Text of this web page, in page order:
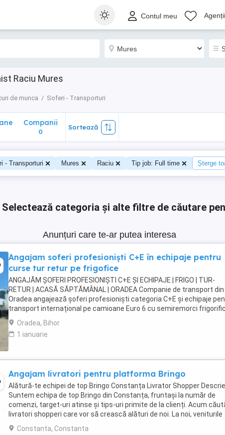
Contul meu
Raciu Mures
de munca Soferi - Transporturi
Companii
0
Sortează
- Transporturi Mures Raciu Tip job: Full time Șterge
Selectează categoria și alte filtre de căutare
Anunțuri care te-ar putea interesa
Angajam soferi profesioniști C+E în echipaje pentru
curse tur retur pe frigofice
ANGAJĂM ȘOFERI PROFESIONIȘTI C+E ȘI ECHIPAJE | FRIGO | TUR-
RETUR | ACASĂ SĂPTĂMÂNAL | ORADEA Companie de transport din
Oradea angajează șoferi profesioniști categoria C+E și echipaje
transport internațional pe camioane Euro 6 cu semiremorci
Căutăm persoane serioase, responsabile ...
Oradea, Bihor
1 ianuarie
Angajam livratori pentru platforma Bringo
Alătură-te echipei de top Bringo Constanța Livrator Shopper
Suntem echipa de top Bringo din Constanța, fruntași la număr de
comenzi, target-uri atinse și tips-uri primite de la clienți. Acum
livratori shopperi care vor să crească alături de noi. La noi, veniturile
cresc odată cu ...
Constanta, Constanta